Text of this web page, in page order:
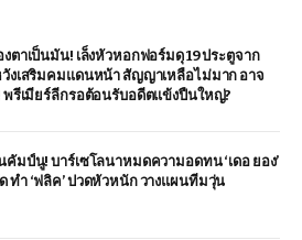
ตาเป็นมัน! เล็งหัวหอกฟอร์มดุ 19 ประตูจาก
งเสริมคมแดนหน้า สัญญาเหลือไม่มาก อาจ
พรีเมียร์ลีกรอต้อนรับอดีตแข้งปืนใหญ่?
คัมป์นู! บาร์เซโลนาหมดความอดทน ‘เดอ ยอง’
ทำ ‘ฟลิค’ ปวดหัวหนัก วางแผนทีมวุ่น